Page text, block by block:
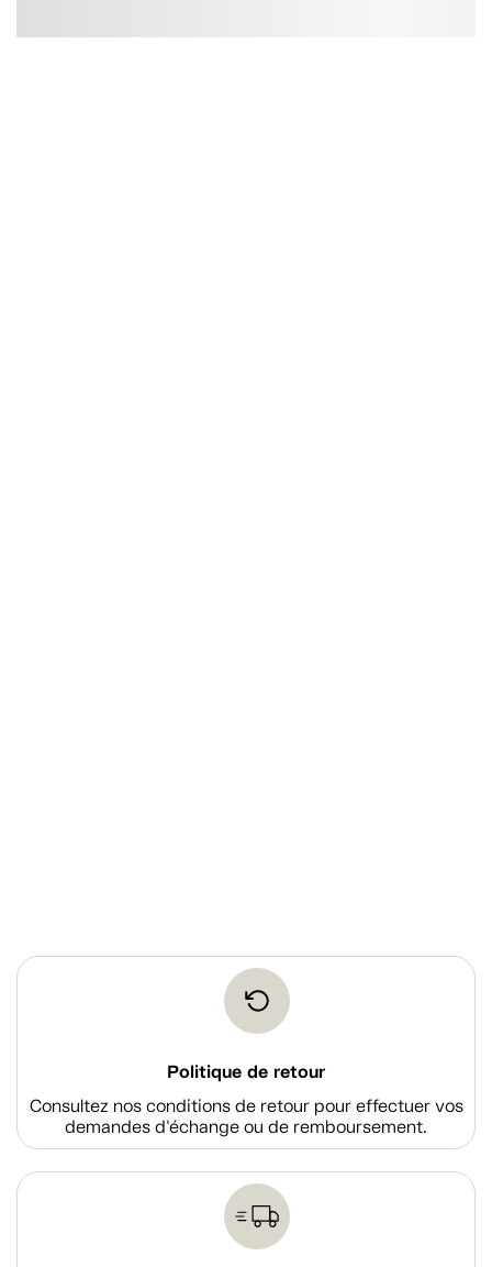
Politique de retour
Consultez nos conditions de retour pour effectuer vos
demandes d'échange ou de remboursement.